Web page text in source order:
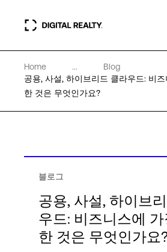
데이터 센터
PlatformDIGITAL®
전문성 및 리소스
소개
Home ...
Blog
공용, 사설, 하이브리드 클라우드: 비
한 것은 무엇인가요?
블로그
공용, 사설, 하이브
우드: 비즈니스에
한 것은 무엇인가요